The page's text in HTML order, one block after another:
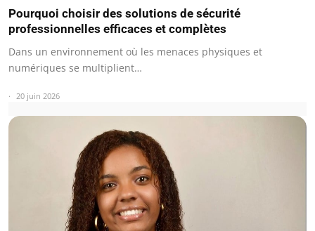
Pourquoi choisir des solutions de sécurité
professionnelles efficaces et complètes
Dans un environnement où les menaces physiques et
numériques se multiplient…
20 juin 2026